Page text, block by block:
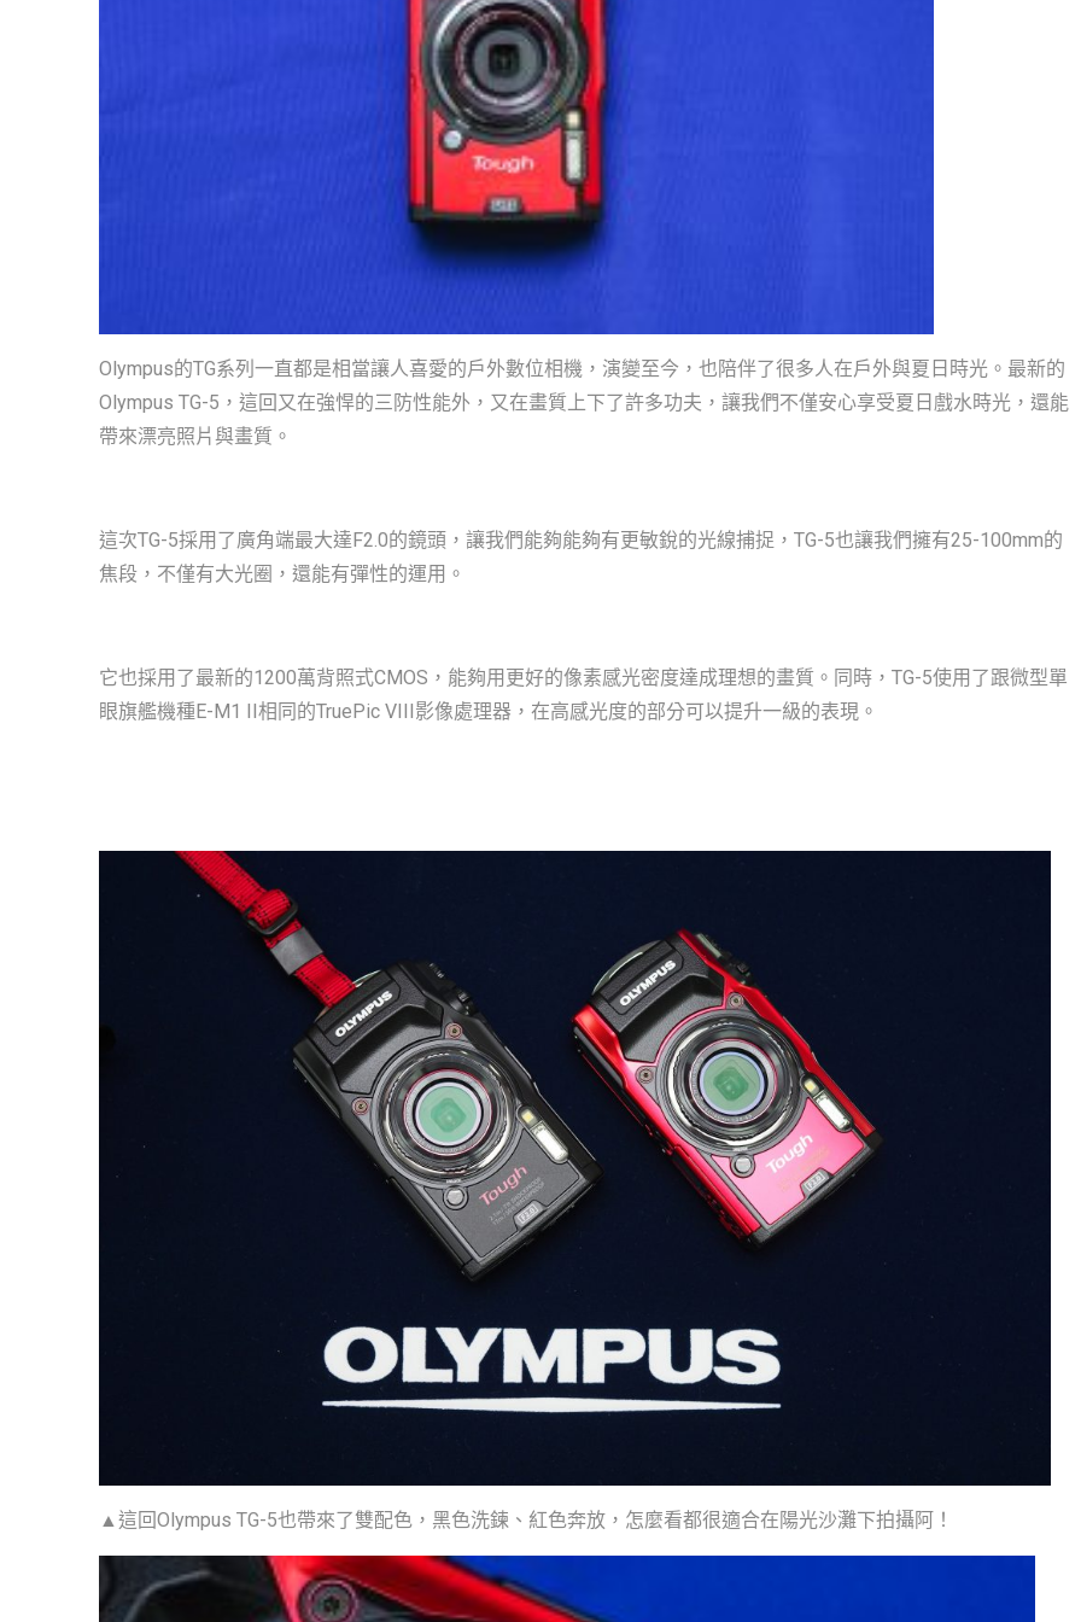
Olympus的TG系列一直都是相當讓人喜愛的戶外數位相機，演變至今，也陪伴了很多人在戶外與夏日時光。最新的
Olympus TG-5，這回又在強悍的三防性能外，又在畫質上下了許多功夫，讓我們不僅安心享受夏日戲水時光，還能
帶來漂亮照片與畫質。
這次TG-5採用了廣角端最大達F2.0的鏡頭，讓我們能夠能夠有更敏銳的光線捕捉，TG-5也讓我們擁有25-100mm的
焦段，不僅有大光圈，還能有彈性的運用。
它也採用了最新的1200萬背照式CMOS，能夠用更好的像素感光密度達成理想的畫質。同時，TG-5使用了跟微型單
眼旗艦機種E-M1 II相同的TruePic VIII影像處理器，在高感光度的部分可以提升一級的表現。
▲這回Olympus TG-5也帶來了雙配色，黑色洗鍊、紅色奔放，怎麼看都很適合在陽光沙灘下拍攝阿！